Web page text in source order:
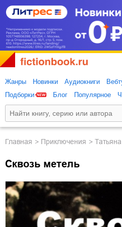
Жанры Новинки Аудиокниги
Подборки
Блог Популярное
Главная приключения
Сквозь метель